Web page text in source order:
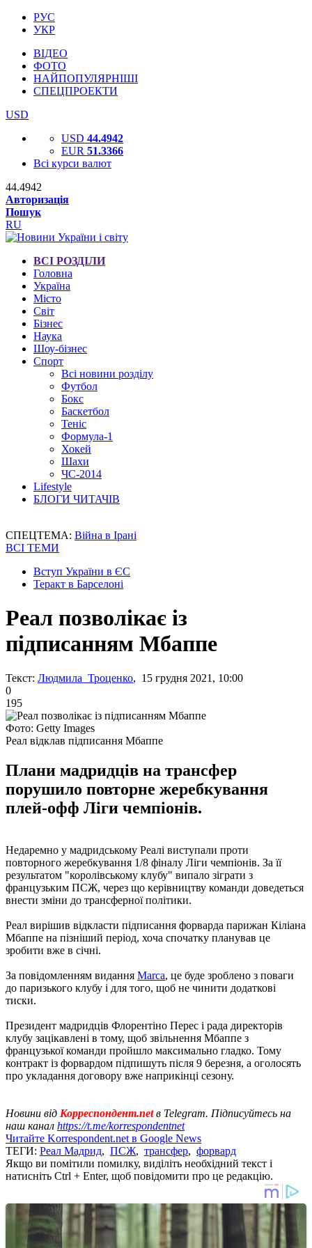
РУС
УКР
ВІДЕО
ФОТО
НАЙПОПУЛЯРНІШІ
СПЕЦПРОЕКТИ
USD
USD 44.4942
EUR 51.3366
Всі курси валют
44.4942
Авторизація
Пошук
RU
ВСІ РОЗДІЛИ
Головна
Україна
Місто
Світ
Бізнес
Наука
Шоу-бізнес
Спорт
Всі новини розділу
Футбол
Бокс
Баскетбол
Теніс
Формула-1
Хокей
Шахи
ЧС-2014
Lifestyle
БЛОГИ ЧИТАЧІВ
СПЕЦТЕМА: Війна в Ірані
ВСІ ТЕМИ
Вступ України в ЄС
Теракт в Барселоні
Реал позволікає із
підписанням Мбаппе
Текст: Людмила Троценко, 15 грудня 2021, 10:00
0
195
Фото: Getty Images
Реал відклав підписання Мбаппе
Плани мадридців на трансфер
порушило повторне жеребкування
плей-офф Ліги чемпіонів.
Недаремно у мадридському Реалі виступали проти
повторного жеребкування 1/8 фіналу Ліги чемпіонів. За її
результатом "королівському клубу" випало зіграти з
французьким ПСЖ, через що керівництву команди доведеться
внести зміни до трансферної політики.
Реал вирішив відкласти підписання форварда парижан Кіліана
Мбаппе на пізніший період, хоча спочатку планував це
зробити вже в січні.
За повідомленням видання Marca, це буде зроблено з поваги
до паризького клубу і для того, щоб не чинити додаткові
тиски.
Президент мадридців Флорентіно Перес і рада директорів
клубу зацікавлені в тому, щоб звільнення Мбаппе з
французької команди пройшло максимально гладко. Тому
контракт із форвардом підпишуть після 9 березня, а оголосять
про укладання договору вже наприкінці сезону.
Новини від Корреспондент.netв Telegram. Підписуйтесь на
наш канал https://t.me/korrespondentnet
Читайте Korrespondent.net в Google News
ТЕГИ: Реал Мадрид, ПСЖ, трансфер, форвард
Якщо ви помітили помилку, виділіть необхідний текст і
натисніть Ctrl + Enter, щоб повідомити про це редакцію.